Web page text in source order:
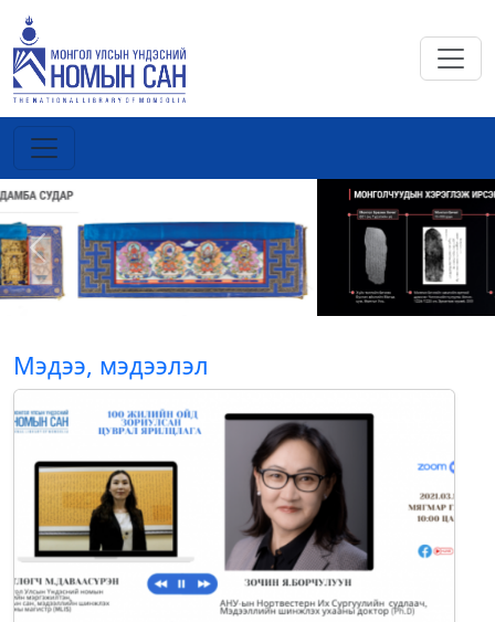
Previous Next
Мэдээ, мэдээлэл